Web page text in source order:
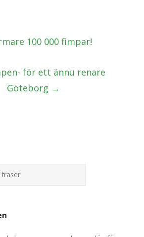
100 000 fimpar!
för ett ännu renare
Göteborg →